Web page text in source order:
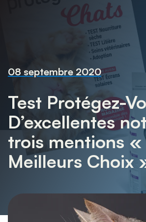
08 septembre 2020
Test Protégez-
D’excellentes
trois mentions «
Meilleurs Choix